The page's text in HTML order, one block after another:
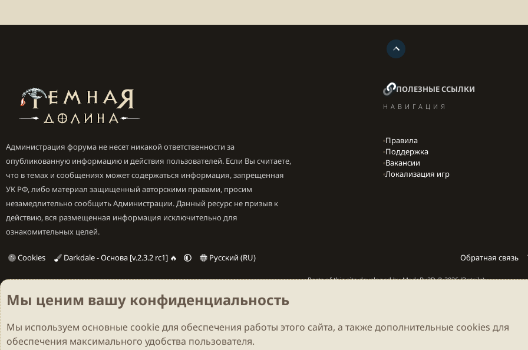
Администрация форума не несет никакой ответственности за
опубликованную информацию и действия пользователей. Если Вы считаете,
что в темах и сообщениях может содержаться информация, запрещенная
УК РФ, либо материал защищенный авторскими правами, просим
незамедлительно сообщить Администрации. Данный ресурс не призыв к
действию, вся размещенная информация исключительно для
ознакомительных целей.
ПОЛЕЗНЫЕ ССЫЛКИ
НАВИГАЦИЯ
Правила
Поддержка
Вакансии
Локализация игр
Cookies Darkdale - Основа [v.2.3.2 rc1] 🔥 Русский (RU) Обратная связь
Parts of this site developed byMadeBy2D© 2026 (Details)
Мы ценим вашу конфиденциальность
Мы используем основные cookieдля обеспечения работы этого сайта, а также дополнительные cookies для
обеспечения максимального удобства пользователя.